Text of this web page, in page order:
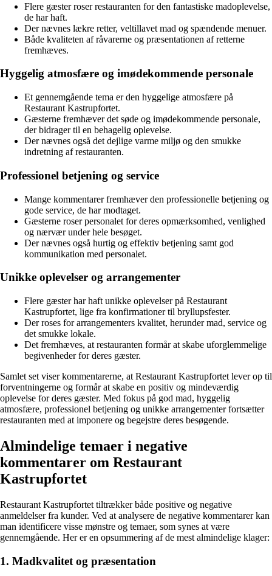
Flere gæster roser restauranten for den fantastiske madoplevelse,
de har haft.
Der nævnes lækre retter, veltillavet mad og spændende menuer.
Både kvaliteten af råvarerne og præsentationen af retterne
fremhæves.
Hyggelig atmosfære og imødekommende personale
Et gennemgående tema er den hyggelige atmosfære på
Restaurant Kastrupfortet.
Gæsterne fremhæver det søde og imødekommende personale,
der bidrager til en behagelig oplevelse.
Der nævnes også det dejlige varme miljø og den smukke
indretning af restauranten.
Professionel betjening og service
Mange kommentarer fremhæver den professionelle betjening og
gode service, de har modtaget.
Gæsterne roser personalet for deres opmærksomhed, venlighed
og nærvær under hele besøget.
Der nævnes også hurtig og effektiv betjening samt god
kommunikation med personalet.
Unikke oplevelser og arrangementer
Flere gæster har haft unikke oplevelser på Restaurant
Kastrupfortet, lige fra konfirmationer til bryllupsfester.
Der roses for arrangementers kvalitet, herunder mad, service og
det smukke lokale.
Det fremhæves, at restauranten formår at skabe uforglemmelige
begivenheder for deres gæster.
Samlet set viser kommentarerne, at Restaurant Kastrupfortet lever op til
forventningerne og formår at skabe en positiv og mindeværdig
oplevelse for deres gæster. Med fokus på god mad, hyggelig
atmosfære, professionel betjening og unikke arrangementer fortsætter
restauranten med at imponere og begejstre deres besøgende.
Almindelige temaer i negative
kommentarer om Restaurant
Kastrupfortet
Restaurant Kastrupfortet tiltrækker både positive og negative
anmeldelser fra kunder. Ved at analysere de negative kommentarer kan
man identificere visse mønstre og temaer, som synes at være
gennemgående. Her er en opsummering af de mest almindelige klager:
1. Madkvalitet og præsentation